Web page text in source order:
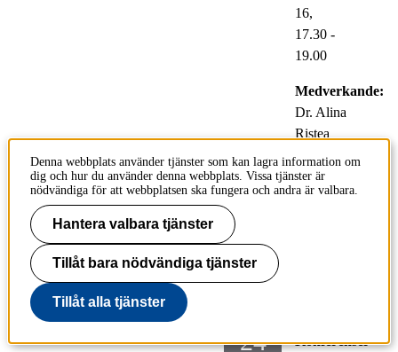
16,
17.30 -
19.00
Medverkande:
Dr. Alina
Ristea
Plats:
Digitalt
24 Konferenser
Denna webbplats använder tjänster som kan lagra information om
dig och hur du använder denna webbplats. Vissa tjänster är
nödvändiga för att webbplatsen ska fungera och andra är valbara.
Hantera valbara tjänster
Tillåt bara nödvändiga tjänster
Tillåt alla tjänster